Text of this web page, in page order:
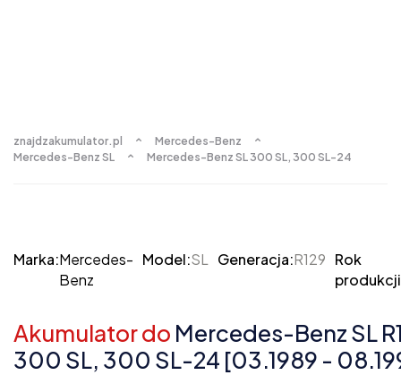
znajdzakumulator.pl
Mercedes-Benz
Mercedes-Benz SL
Mercedes-Benz SL 300 SL, 300 SL-24
Marka:Mercedes-
Benz
Model:SL Generacja:R129 Rok
Akumulator do Mercedes-Benz SL
300 SL, 300 SL-24 [03.1989 -